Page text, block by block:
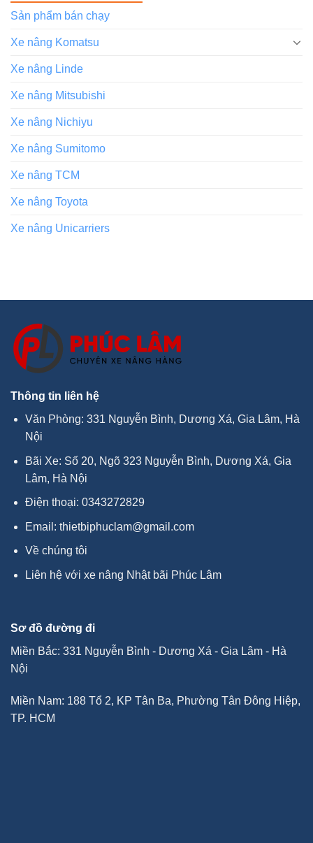
Sản phẩm bán chạy
Xe nâng Komatsu
Xe nâng Linde
Xe nâng Mitsubishi
Xe nâng Nichiyu
Xe nâng Sumitomo
Xe nâng TCM
Xe nâng Toyota
Xe nâng Unicarriers
Thông tin liên hệ
Văn Phòng: 331 Nguyễn Bình, Dương Xá, Gia Lâm, Hà
Nội
Bãi Xe: Số 20, Ngõ 323 Nguyễn Bình, Dương Xá, Gia
Lâm, Hà Nội
Điện thoại: 0343272829
Email: thietbiphuclam@gmail.com
Về chúng tôi
Liên hệ với xe nâng Nhật bãi Phúc Lâm
Sơ đồ đường đi
Miền Bắc: 331 Nguyễn Bình - Dương Xá - Gia Lâm - Hà
Nội
Miền Nam: 188 Tổ 2, KP Tân Ba, Phường Tân Đông Hiệp,
TP. HCM